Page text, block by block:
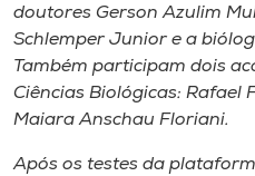
doutores Gerson Azulim
Schlemper Junior e a
Também participam dois
Ciências Biológicas: Rafael
Maiara Anschau Floriani.
Após os testes da